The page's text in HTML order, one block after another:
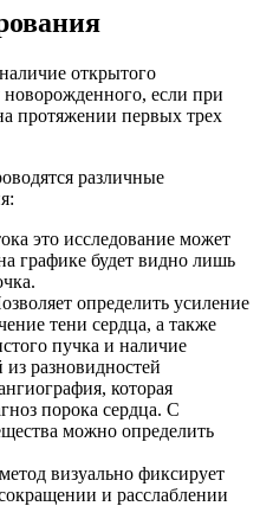
открытого
если при
протяжении первых трех
различные
это исследование может
графике будет видно лишь
определить усиление
тени сердца, а также
пучка и наличие
разновидностей
которая
порока сердца. С
можно определить
визуально фиксирует
и расслаблении